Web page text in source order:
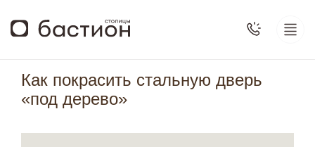
Как покрасить стальную дверь
«под дерево»